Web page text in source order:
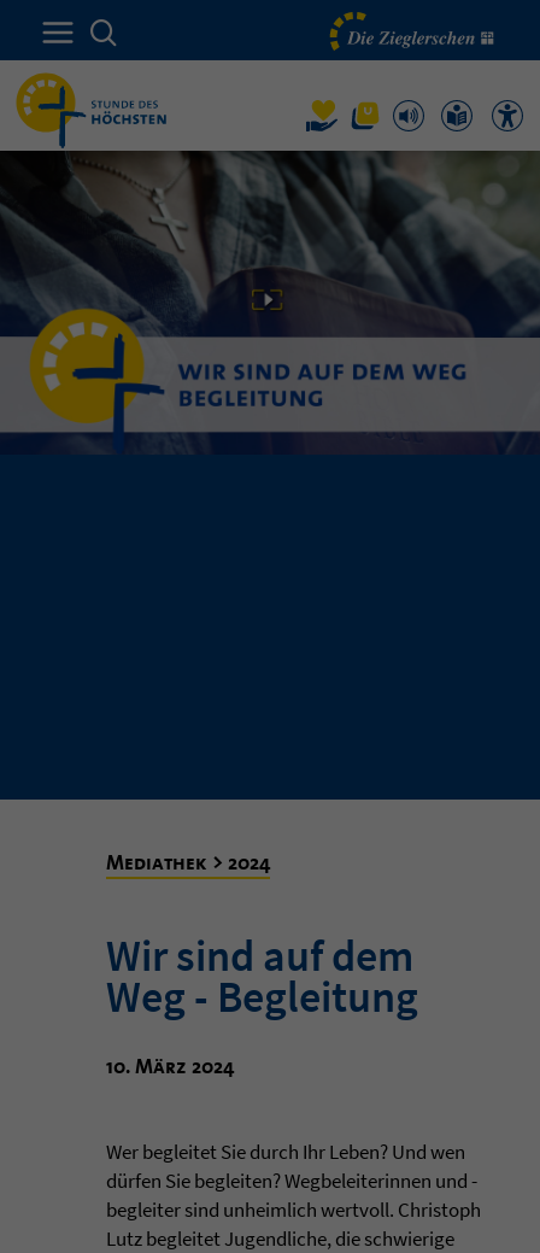
Mediathek > 2024
Wir sind auf dem
Weg - Begleitung
10. März 2024
Wer begleitet Sie durch Ihr Leben? Und wen
dürfen Sie begleiten? Wegbeleiterinnen und -
begleiter sind unheimlich wertvoll. Christoph
Lutz begleitet Jugendliche, die schwierige